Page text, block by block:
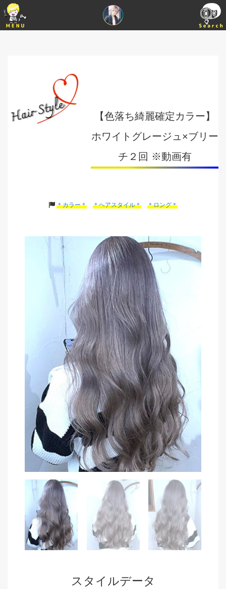
【色落ち綺麗確定カラー】
ホワイトグレージュ×ブリー
チ２回 ※動画有
＊カラー＊ ＊ヘアスタイル＊ ＊ロング＊
スタイルデータ